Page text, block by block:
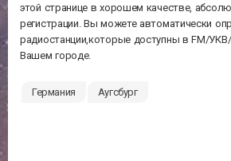
этой странице в хорошем качестве,
регистрации. Вы можете автоматически
радиостанции,которые доступны в FM/
Вашем городе.
Германия Аугсбург